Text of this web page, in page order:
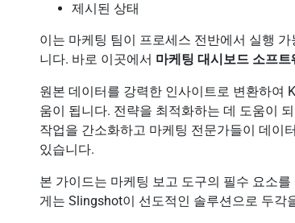
제시된 상태
이는 마케팅 팀이 프로세스 전반에서 실행
니다. 바로 이곳에서 마케팅 대시보드 소프트
원본 데이터를 강력한 인사이트로 변환하여
움이 됩니다. 전략을 최적화하는 데 도움이
작업을 간소화하고 마케팅 전문가들이 데이
있습니다.
본 가이드는 마케팅 보고 도구의 필수 요소
게는 Slingshot이 선도적인 솔루션으로 두각